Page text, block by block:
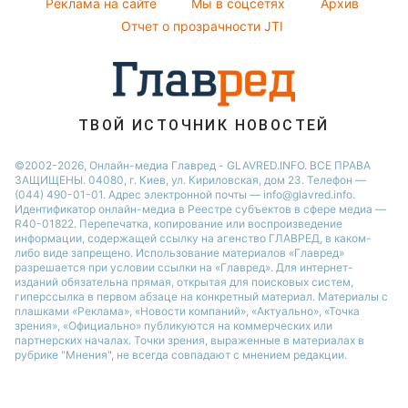
Новости Тернополя
Новости Житомира
Новости Запорожья
Все о шоу-бизнесе
Реклама на сайте
Мы в соцсетях
Архив
Отчет о прозрачности JTI
ТВОЙ ИСТОЧНИК НОВОСТЕЙ
©2002-2026, Онлайн-медиа Главред - GLAVRED.INFO. ВСЕ ПРАВА
ЗАЩИЩЕНЫ. 04080, г. Киев, ул. Кириловская, дом 23. Телефон —
(044) 490-01-01. Адрес электронной почты — info@glavred.info.
Идентификатор онлайн-медиа в Реестре cубъектов в сфере медиа —
R40-01822. Перепечатка, копирование или воспроизведение
информации, содержащей ссылку на агенство ГЛАВРЕД, в каком-
либо виде запрещено. Использование материалов «Главред»
разрешается при условии ссылки на «Главред». Для интернет-
изданий обязательна прямая, открытая для поисковых систем,
гиперссылка в первом абзаце на конкретный материал. Материалы с
плашками «Реклама», «Новости компаний», «Актуально», «Точка
зрения», «Официально» публикуются на коммерческих или
партнерских началах. Точки зрения, выраженные в материалах в
рубрике "Мнения", не всегда совпадают с мнением редакции.